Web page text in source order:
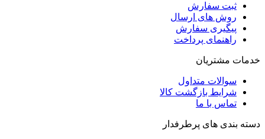
ثبت سفارش
روش‌ های ارسال
پیگیری سفارش
راهنمای پرداخت
خدمات مشتریان
سوالات متداول
شرایط بازگشت کالا
تماس با ما
دسته بندی های پرطرفدار